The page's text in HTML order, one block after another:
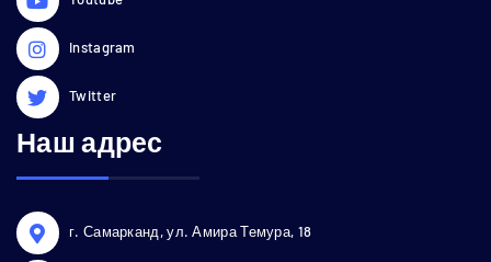
Instagram
Twitter
Наш адрес
г. Самарканд, ул. Амира Темура, 18